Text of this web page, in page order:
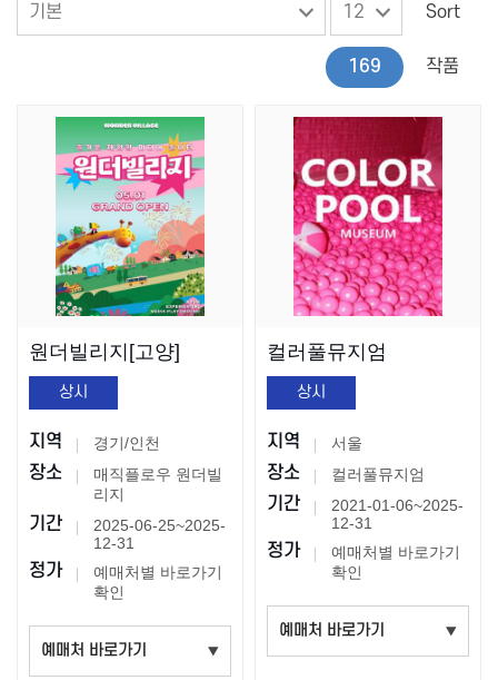
작품
169
Sort
원더빌리지[고양]
상시
지역 경기/인천
장소
매직플로우 원더빌
리지
기간
2025-06-25~2025-
12-31
정가
예매처별 바로가기
확인
컬러풀뮤지엄
상시
지역 서울
장소 컬러풀뮤지엄
기간
2021-01-06~2025-
12-31
정가
예매처별 바로가기
확인